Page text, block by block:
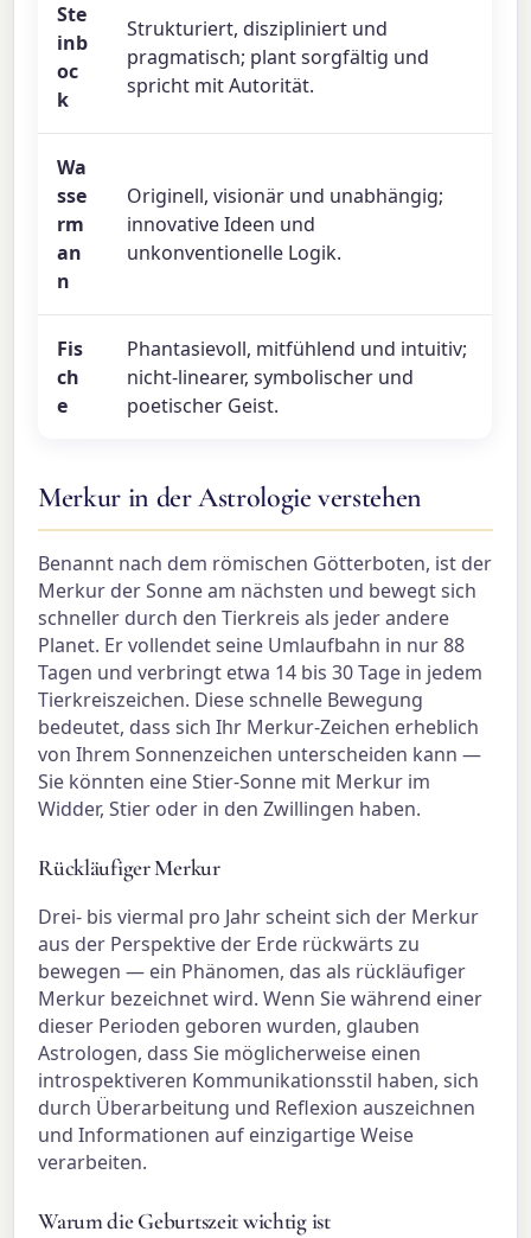
Ste
inb
oc
k
Strukturiert, diszipliniert und
pragmatisch; plant sorgfältig und
spricht mit Autorität.
Wa
sse
rm
an
n
Originell, visionär und unabhängig;
innovative Ideen und
unkonventionelle Logik.
Fis
ch
e
Phantasievoll, mitfühlend und intuitiv;
nicht-linearer, symbolischer und
poetischer Geist.
Merkur in der Astrologie verstehen
Benannt nach dem römischen Götterboten, ist der
Merkur der Sonne am nächsten und bewegt sich
schneller durch den Tierkreis als jeder andere
Planet. Er vollendet seine Umlaufbahn in nur 88
Tagen und verbringt etwa 14 bis 30 Tage in jedem
Tierkreiszeichen. Diese schnelle Bewegung
bedeutet, dass sich Ihr Merkur-Zeichen erheblich
von Ihrem Sonnenzeichen unterscheiden kann —
Sie könnten eine Stier-Sonne mit Merkur im
Widder, Stier oder in den Zwillingen haben.
Rückläufiger Merkur
Drei- bis viermal pro Jahr scheint sich der Merkur
aus der Perspektive der Erde rückwärts zu
bewegen — ein Phänomen, das als rückläufiger
Merkur bezeichnet wird. Wenn Sie während einer
dieser Perioden geboren wurden, glauben
Astrologen, dass Sie möglicherweise einen
introspektiveren Kommunikationsstil haben, sich
durch Überarbeitung und Reflexion auszeichnen
und Informationen auf einzigartige Weise
verarbeiten.
Warum die Geburtszeit wichtig ist